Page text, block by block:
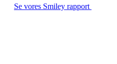
Se vores Smiley rapport